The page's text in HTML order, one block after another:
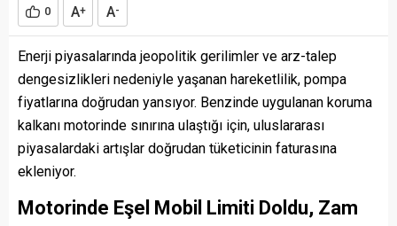
0 A+ A-
Enerji piyasalarında jeopolitik gerilimler ve arz-talep
dengesizlikleri nedeniyle yaşanan hareketlilik, pompa
fiyatlarına doğrudan yansıyor. Benzinde uygulanan koruma
kalkanı motorinde sınırına ulaştığı için, uluslararası
piyasalardaki artışlar doğrudan tüketicinin faturasına
ekleniyor.
Motorinde Eşel Mobil Limiti Doldu, Zam